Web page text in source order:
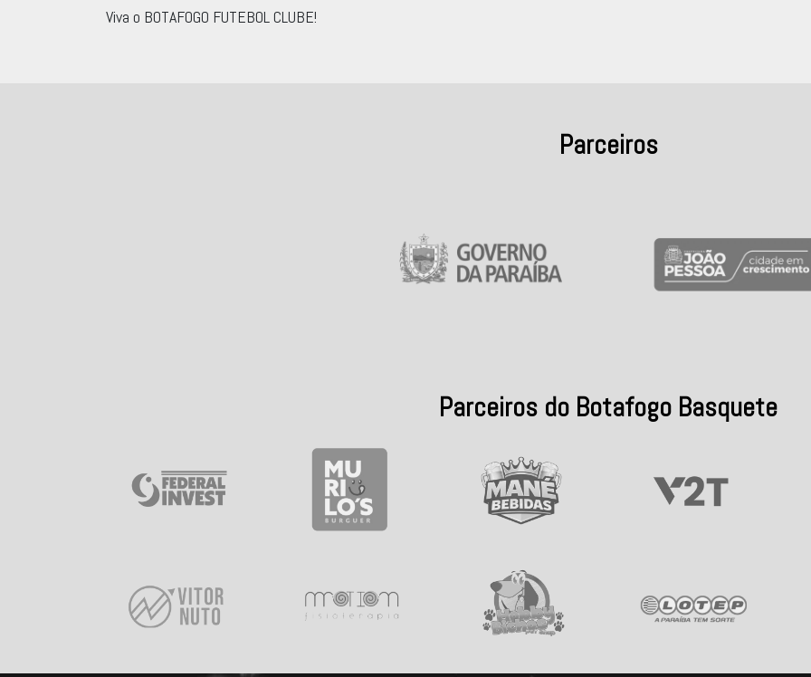
Viva o BOTAFOGO FUTEBOL CLUBE!
Parceiros
Parceiros do Botafogo Basquete